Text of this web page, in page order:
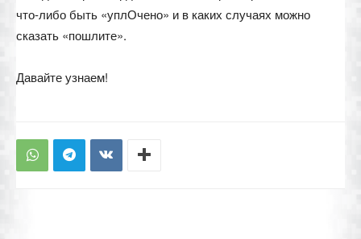
что-либо быть «уплОчено» и в каких случаях можно
сказать «пошлите».
Давайте узнаем!